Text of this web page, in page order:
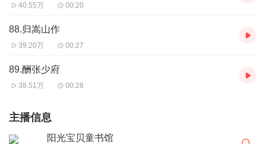
40.55万 00:20
88.归嵩山作
39.20万 00:27
89.酬张少府
38.51万 00:28
主播信息
阳光宝贝童书馆